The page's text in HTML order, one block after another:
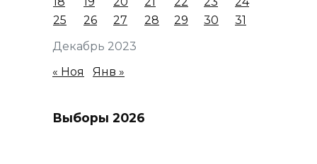
Декабрь 2023
25
26 27 28 29 30 31
« Ноя Янв »
Выборы 2026